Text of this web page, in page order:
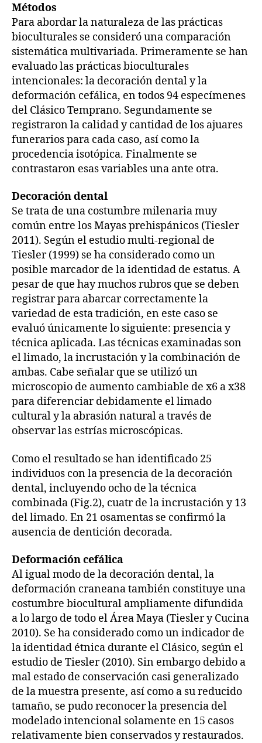
Métodos
Para abordar la naturaleza de las prácticas
bioculturales se consideró una comparación
sistemática multivariada. Primeramente se han
evaluado las prácticas bioculturales
intencionales: la decoración dental y la
deformación cefálica, en todos 94 especímenes
del Clásico Temprano. Segundamente se
registraron la calidad y cantidad de los ajuares
funerarios para cada caso, así como la
procedencia isotópica. Finalmente se
contrastaron esas variables una ante otra.
Decoración dental
Se trata de una costumbre milenaria muy
común entre los Mayas prehispánicos (Tiesler
2011). Según el estudio multi-regional de
Tiesler (1999) se ha considerado como un
posible marcador de la identidad de estatus. A
pesar de que hay muchos rubros que se deben
registrar para abarcar correctamente la
variedad de esta tradición, en este caso se
evaluó únicamente lo siguiente: presencia y
técnica aplicada. Las técnicas examinadas son
el limado, la incrustación y la combinación de
ambas. Cabe señalar que se utilizó un
microscopio de aumento cambiable de x6 a x38
para diferenciar debidamente el limado
cultural y la abrasión natural a través de
observar las estrías microscópicas.
Como el resultado se han identificado 25
individuos con la presencia de la decoración
dental, incluyendo ocho de la técnica
combinada (Fig.2), cuatr de la incrustación y 13
del limado. En 21 osamentas se confirmó la
ausencia de dentición decorada.
Deformación cefálica
Al igual modo de la decoración dental, la
deformación craneana también constituye una
costumbre biocultural ampliamente difundida
a lo largo de todo el Área Maya (Tiesler y Cucina
2010). Se ha considerado como un indicador de
la identidad étnica durante el Clásico, según el
estudio de Tiesler (2010). Sin embargo debido a
mal estado de conservación casi generalizado
de la muestra presente, así como a su reducido
tamaño, se pudo reconocer la presencia del
modelado intencional solamente en 15 casos
relativamente bien conservados y restaurados.